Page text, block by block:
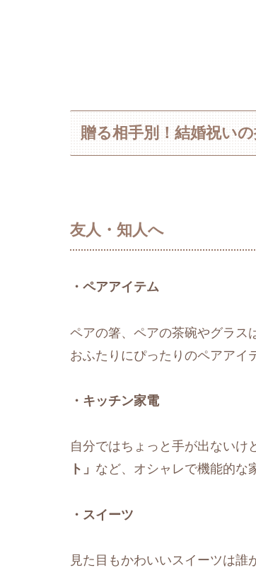
贈る相手別！結婚祝い
友人・知人へ
・ペアアイテム
ペアの箸、ペアの茶碗やグラス
おふたりにぴったりのペアアイ
・キッチン家電
自分ではちょっと手が出ないけ
ト」 など、オシャレで機能的な
・スイーツ
見た目もかわいいスイーツは